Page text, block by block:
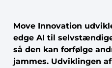
Move Innovation
edge AI til
så den kan forfølge
jammes. Udviklingen